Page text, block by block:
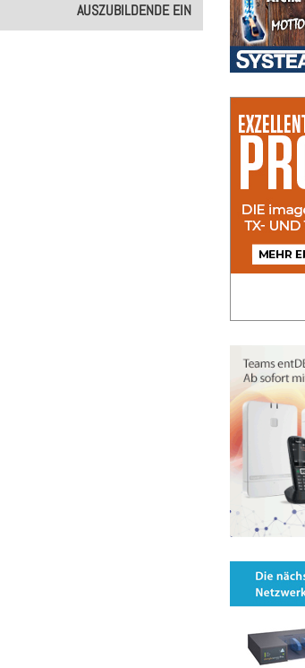
AUSZUBILDENDE EIN